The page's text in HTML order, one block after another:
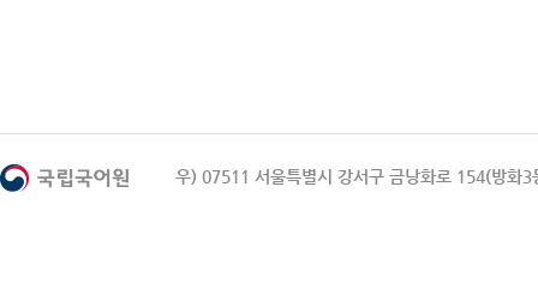
우) 07511 서울특별시 강서구 금낭화로 154(방화3